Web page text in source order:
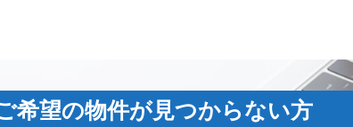
希望の物件が見つからない方